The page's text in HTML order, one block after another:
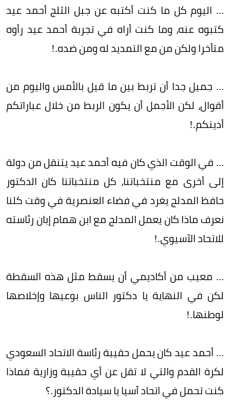
... اليوم كل ما كنت أكتبه عن جبل الثلج أحمد عيد
كتبوه عنه، وما كنت أراه في تجربة أحمد عيد رأوه
متأخرا ولكن من مع التمديد له ومن ضده.!
... جميل جدا أن تربط بين ما قيل بالأمس واليوم من
أقوال، لكن الأجمل أن يكون الربط من خلال عباراتكم
أدينكم.!
... في الوقت الذي كان فيه أحمد عيد يتنقل من دولة
إلى أخرى مع منتخباتنا، كل منتخباتنا كان الدكتور
حافظ المدلج يغرد في فضاء العنصرية في وقت كلنا
نعرف ماذا كان يعمل المدلج مع ابن همام إبان رئاسته
للاتحاد الآسيوي.!
... معيب من أكاديمي أن يسقط مثل هذه السقطة
لكن في النهاية يا دكتور الناس بوعيها وإخلاصها
لوطنها.!
... أحمد عيد كان يحمل حقيبة رئاسة الاتحاد السعودي
لكرة القدم والتي لا تقل عن أي حقيبة وزارية فماذا
كنت تحمل في اتحاد آسيا يا سيادة الدكتور.؟